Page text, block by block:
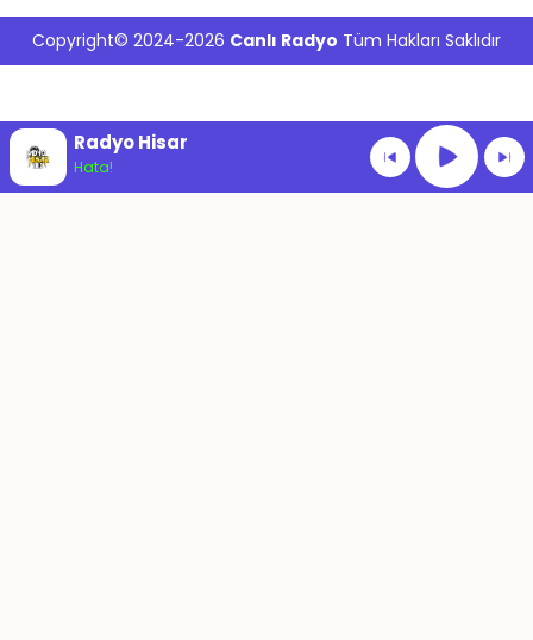
Copyright© 2024-2026 Canlı Radyo Tüm Hakları Saklıdır